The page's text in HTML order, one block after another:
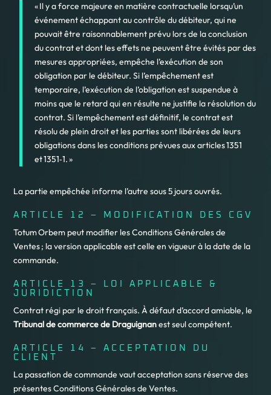
« Il y a force majeure en matière contractuelle lorsqu’un
événement échappant au contrôle du débiteur, qui ne
pouvait être raisonnablement prévu lors de la conclusion
du contrat et dont les effets ne peuvent être évités par des
mesures appropriées, empêche l’exécution de son
obligation par le débiteur. Si l’empêchement est
temporaire, l’exécution de l’obligation est suspendue à
moins que le retard qui en résulte ne justifie la résolution du
contrat. Si l’empêchement est définitif, le contrat est
résolu de plein droit et les parties sont libérées de leurs
obligations dans les conditions prévues aux articles 1351
et 1351‑1. »
La partie empêchée informe l’autre sous 5 jours ouvrés.
ARTICLE 12 – MODIFICATION DES CGV
Totum Orbem peut modifier les Conditions Générales de
Ventes ; la version applicable est celle en vigueur à la date de la
commande.
ARTICLE 13 – LOI APPLICABLE &
JURIDICTION
Contrat régi par le droit français. À défaut d’accord amiable, le
Tribunal de commerce de Draguignanest seul compétent.
ARTICLE 14 – ACCEPTATION DU
CLIENT
La passation de commande vaut acceptation sans réserve des
présentes Conditions Générales de Ventes.